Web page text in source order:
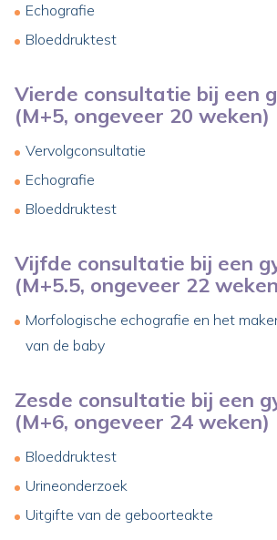
Echografie
Bloeddruktest
Vierde consultatie bij een
(M+5, ongeveer 20 weken)
Vervolgconsultatie
Echografie
Bloeddruktest
Vijfde consultatie bij een
(M+5.5, ongeveer 22
Morfologische echografie en het
van de baby
Zesde consultatie bij een
(M+6, ongeveer 24 weken)
Bloeddruktest
Urineonderzoek
Uitgifte van de geboorteakte